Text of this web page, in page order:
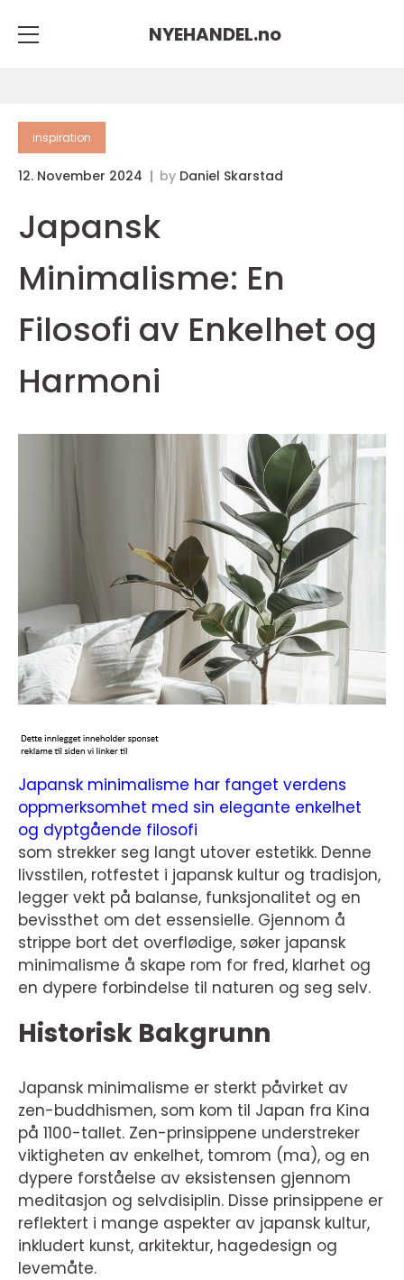
NYEHANDEL.no
inspiration
12. November 2024 by Daniel Skarstad
Japansk
Minimalisme: En
Filosofi av Enkelhet og
Harmoni
Japansk minimalisme har fanget verdens
oppmerksomhet med sin elegante enkelhet
og dyptgående filosofi
som strekker seg langt utover estetikk. Denne
livsstilen, rotfestet i japansk kultur og tradisjon,
legger vekt på balanse, funksjonalitet og en
bevissthet om det essensielle. Gjennom å
strippe bort det overflødige, søker japansk
minimalisme å skape rom for fred, klarhet og
en dypere forbindelse til naturen og seg selv.
Historisk Bakgrunn
Japansk minimalisme er sterkt påvirket av
zen-buddhismen, som kom til Japan fra Kina
på 1100-tallet. Zen-prinsippene understreker
viktigheten av enkelhet, tomrom (ma), og en
dypere forståelse av eksistensen gjennom
meditasjon og selvdisiplin. Disse prinsippene er
reflektert i mange aspekter av japansk kultur,
inkludert kunst, arkitektur, hagedesign og
levemåte.